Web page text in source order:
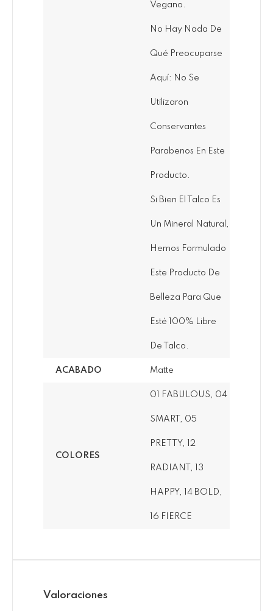
Vegano.
No Hay Nada De
Qué Preocuparse
Aquí: No Se
Utilizaron
Conservantes
Parabenos En Este
Producto.
Si Bien El Talco Es
Un Mineral Natural,
Hemos Formulado
Este Producto De
Belleza Para Que
Esté 100% Libre
De Talco.
ACABADO Matte
COLORES
01 FABULOUS, 04
SMART, 05
PRETTY, 12
RADIANT, 13
HAPPY, 14 BOLD,
16 FIERCE
Valoraciones